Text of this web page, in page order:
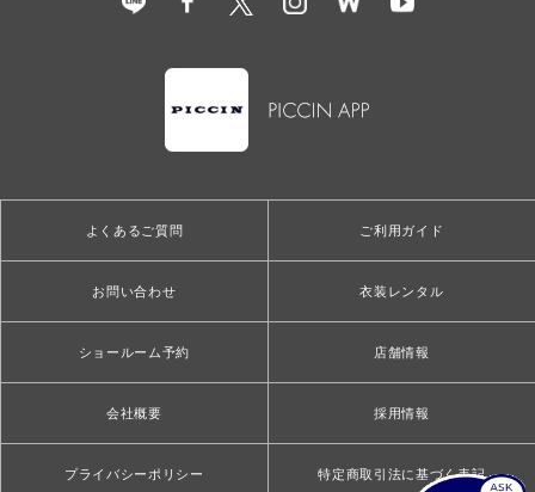
よくあるご質問 ご利用ガイド
お問い合わせ 衣装レンタル
ショールーム予約 店舗情報
会社概要 採用情報
プライバシーポリシー 特定商取引法に基づく表記